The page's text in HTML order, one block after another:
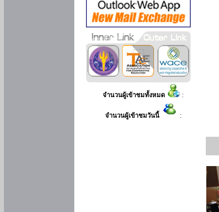
จำนวนผู้เข้าชมทั้งหมด :
จำนวนผู้เข้าชมวันนี้ :